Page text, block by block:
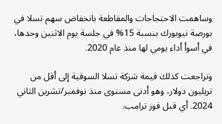
وساهمت الاحتجاجات والمقاطعة بانخفاض سهم تسلا في
بورصة نيويورك بنسبة 15% في جلسة يوم الاثنين وحدها،
في أسوأ أداء يومي لها منذ عام 2020.
وتراجعت كذلك قيمة شركة تسلا السوقية إلى أقل من
تريليون دولار، وهو أدنى مستوى منذ نوفمبر/تشرين الثاني
2024. أي قبل فوز ترامب.